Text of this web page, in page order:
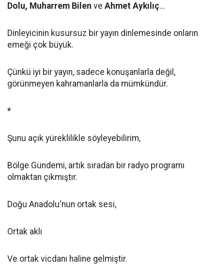
Dolu, Muharrem Bilen ve Ahmet Aykılıç…
Dinleyicinin kusursuz bir yayın dinlemesinde onların
emeği çok büyük.
Çünkü iyi bir yayın, sadece konuşanlarla değil,
görünmeyen kahramanlarla da mümkündür.
*
Şunu açık yüreklilikle söyleyebilirim,
Bölge Gündemi, artık sıradan bir radyo programı
olmaktan çıkmıştır.
Doğu Anadolu'nun ortak sesi,
Ortak aklı
Ve ortak vicdanı haline gelmiştir.